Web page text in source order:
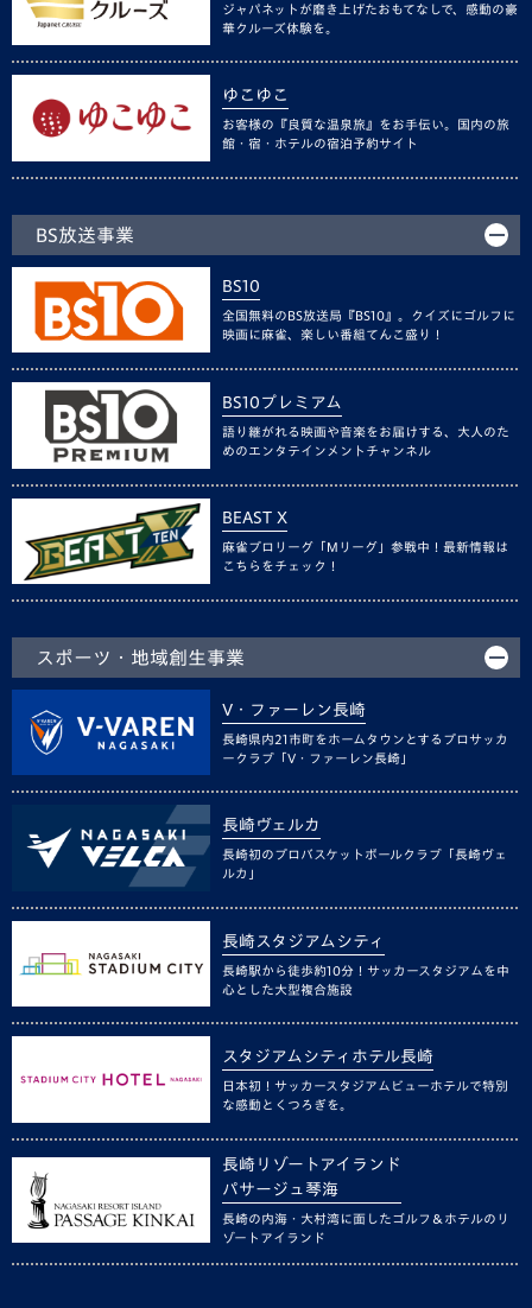
ジャパネットが磨き上げたおもてなしで、感動の豪
華クルーズ体験を。
ゆこゆこ
お客様の『良質な温泉旅』をお手伝い。国内の旅
館・宿・ホテルの宿泊予約サイト
BS放送事業
BS10
全国無料のBS放送局『BS10』。クイズにゴルフに
映画に麻雀、楽しい番組てんこ盛り！
BS10プレミアム
語り継がれる映画や音楽をお届けする、大人のた
めのエンタテインメントチャンネル
BEAST X
麻雀プロリーグ「Mリーグ」参戦中！最新情報は
こちらをチェック！
スポーツ・地域創生事業
V・ファーレン長崎
長崎県内21市町をホームタウンとするプロサッカ
ークラブ「V・ファーレン長崎」
長崎ヴェルカ
長崎初のプロバスケットボールクラブ「長崎ヴェ
ルカ」
長崎スタジアムシティ
長崎駅から徒歩約10分！サッカースタジアムを中
心とした大型複合施設
スタジアムシティホテル長崎
日本初！サッカースタジアムビューホテルで特別
な感動とくつろぎを。
長崎リゾートアイランド
パサージュ琴海
長崎の内海・大村湾に面したゴルフ＆ホテルのリ
ゾートアイランド